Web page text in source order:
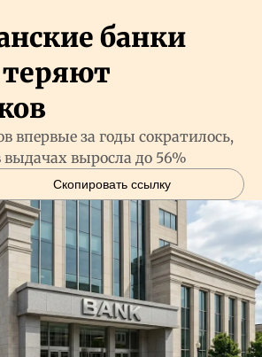
банки
теряют
впервые за годы сократилось,
выдачах выросла до 56%
Скопировать ссылку